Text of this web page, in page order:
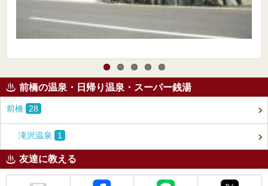
前橋の温泉・日帰り温泉・スーパー銭湯
前橋 28
滝沢温泉 1
友達に教える